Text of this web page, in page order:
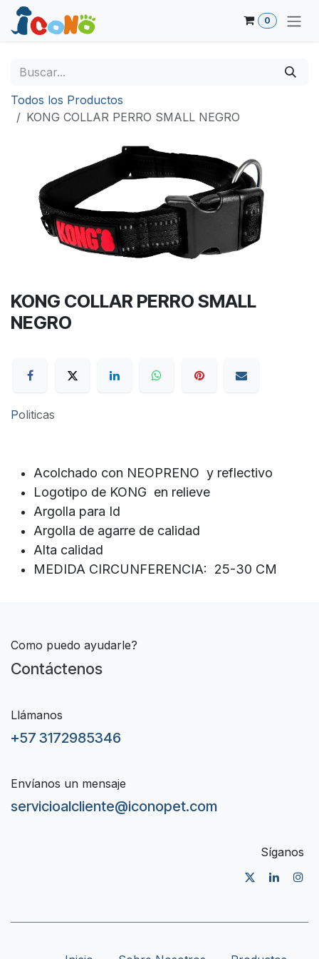
Ir al contenido
0
Todos los Productos
KONG COLLAR PERRO SMALL NEGRO
KONG COLLAR PERRO SMALL
NEGRO
Politicas
Acolchado con NEOPRENO y reflectivo
Logotipo de KONG en relieve
Argolla para Id
Argolla de agarre de calidad
Alta calidad
MEDIDA CIRCUNFERENCIA: 25-30 CM
Como puedo ayudarle?
Contáctenos
Llámanos
+57 3172985346
Envíanos un mensaje
servicioalcliente@iconopet.com
Síganos